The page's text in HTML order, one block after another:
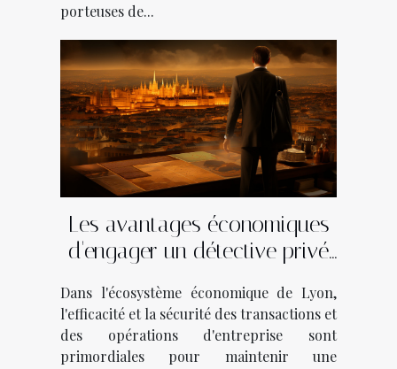
porteuses de...
Les avantages économiques
d'engager un détective privé
Dans l'écosystème économique de Lyon,
l'efficacité et la sécurité des transactions et
des opérations d'entreprise sont
primordiales pour maintenir une